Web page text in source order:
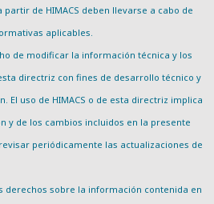
de HIMACS deben llevarse a cabo de
aplicables.
de modificar la información técnica y los
directriz con fines de desarrollo técnico y
El uso de HIMACS o de esta directriz implica
y de los cambios incluidos en la presente
periódicamente las actualizaciones de
derechos sobre la información contenida en